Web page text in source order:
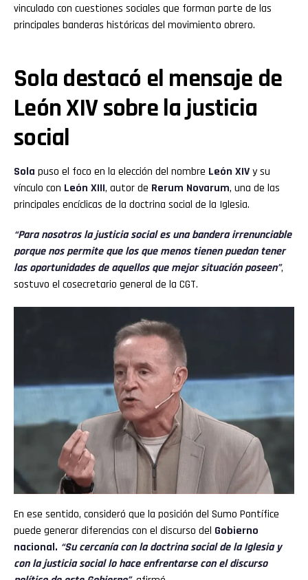
vinculado con cuestiones sociales que forman parte de las
principales banderas históricas del movimiento obrero.
Sola destacó el mensaje de
León XIV sobre la justicia
social
Sola puso el foco en la elección del nombre León XIVy su
vínculo con León XIII, autor de Rerum Novarum, una de las
principales encíclicas de la doctrina social de la Iglesia.
“Para nosotros la justicia social es una bandera irrenunciable
porque nos permite que los que menos tienen puedan tener
las oportunidades de aquellos que mejor situación poseen”,
sostuvo el cosecretario general de la CGT.
En ese sentido, consideró que la posición del Sumo Pontífice
puede generar diferencias con el discurso del Gobierno
nacional. “Su cercanía con la doctrina social de la Iglesia y
con la justicia social lo hace enfrentarse con el discurso